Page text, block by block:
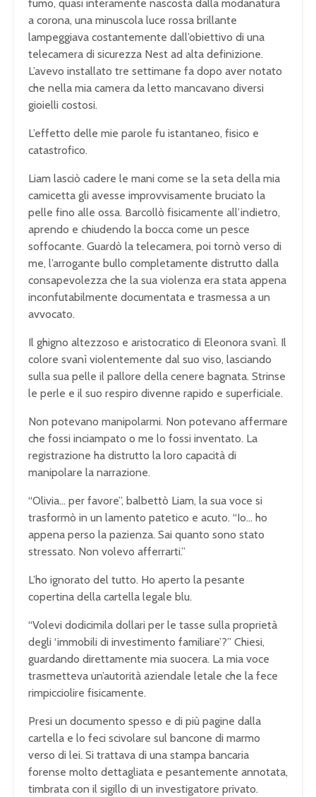
fumo, quasi interamente nascosta dalla modanatura
a corona, una minuscola luce rossa brillante
lampeggiava costantemente dall’obiettivo di una
telecamera di sicurezza Nest ad alta definizione.
L’avevo installato tre settimane fa dopo aver notato
che nella mia camera da letto mancavano diversi
gioielli costosi.
L’effetto delle mie parole fu istantaneo, fisico e
catastrofico.
Liam lasciò cadere le mani come se la seta della mia
camicetta gli avesse improvvisamente bruciato la
pelle fino alle ossa. Barcollò fisicamente all’indietro,
aprendo e chiudendo la bocca come un pesce
soffocante. Guardò la telecamera, poi tornò verso di
me, l’arrogante bullo completamente distrutto dalla
consapevolezza che la sua violenza era stata appena
inconfutabilmente documentata e trasmessa a un
avvocato.
Il ghigno altezzoso e aristocratico di Eleonora svanì. Il
colore svanì violentemente dal suo viso, lasciando
sulla sua pelle il pallore della cenere bagnata. Strinse
le perle e il suo respiro divenne rapido e superficiale.
Non potevano manipolarmi. Non potevano affermare
che fossi inciampato o me lo fossi inventato. La
registrazione ha distrutto la loro capacità di
manipolare la narrazione.
“Olivia… per favore”, balbettò Liam, la sua voce si
trasformò in un lamento patetico e acuto. “Io… ho
appena perso la pazienza. Sai quanto sono stato
stressato. Non volevo afferrarti.”
L’ho ignorato del tutto. Ho aperto la pesante
copertina della cartella legale blu.
“Volevi dodicimila dollari per le tasse sulla proprietà
degli ‘immobili di investimento familiare’?” Chiesi,
guardando direttamente mia suocera. La mia voce
trasmetteva un’autorità aziendale letale che la fece
rimpicciolire fisicamente.
Presi un documento spesso e di più pagine dalla
cartella e lo feci scivolare sul bancone di marmo
verso di lei. Si trattava di una stampa bancaria
forense molto dettagliata e pesantemente annotata,
timbrata con il sigillo di un investigatore privato.